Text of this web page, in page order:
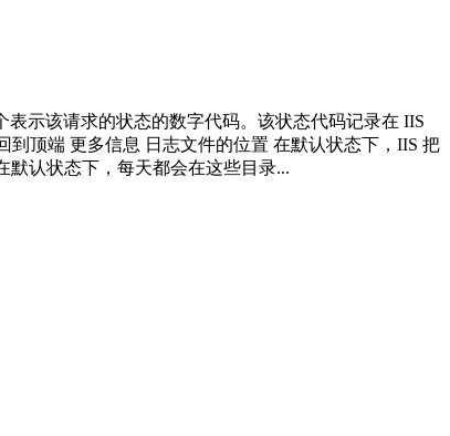
表示该请求的状态的数字代码。该状态代码记录在 IIS
到顶端 更多信息 日志文件的位置 在默认状态下，IIS 把
默认状态下，每天都会在这些目录...